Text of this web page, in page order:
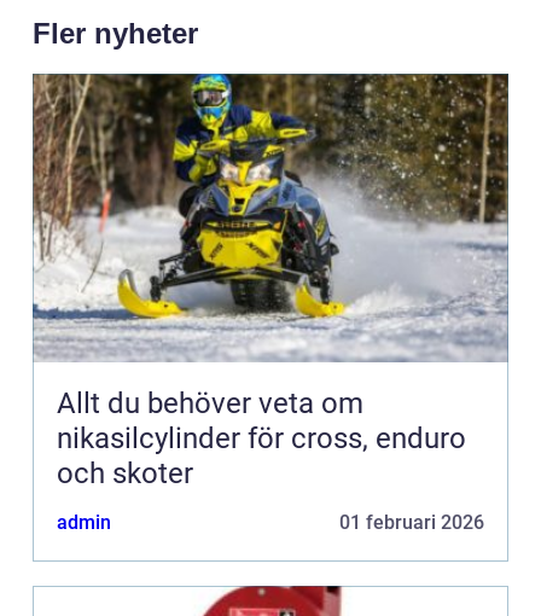
Fler nyheter
Allt du behöver veta om
nikasilcylinder för cross, enduro
och skoter
admin 01 februari 2026